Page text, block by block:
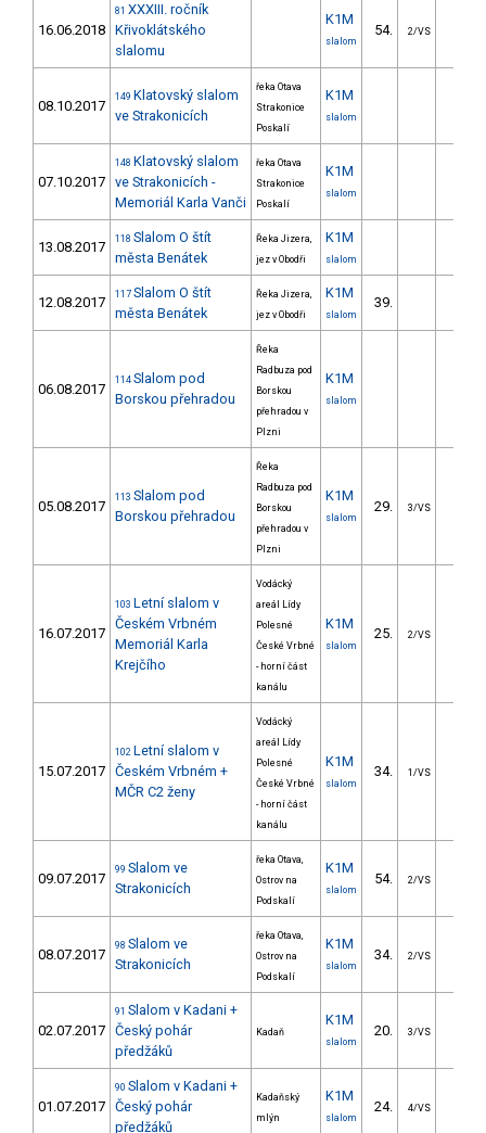
16.06.2018
81 XXXIII. ročník
Křivoklátského
slalomu
K1M
slalom
54. 2/VS
08.10.2017
149 Klatovský slalom
ve Strakonicích
řeka Otava
Strakonice
Poskalí
K1M
slalom
07.10.2017
148 Klatovský slalom
ve Strakonicích -
Memoriál Karla Vanči
řeka Otava
Strakonice
Poskalí
K1M
slalom
13.08.2017 118 Slalom O štít
města Benátek
Řeka Jizera,
jez v Obodři
K1M
slalom
12.08.2017 117 Slalom O štít
města Benátek
Řeka Jizera,
jez v Obodři
K1M
slalom
39.
06.08.2017
114 Slalom pod
Borskou přehradou
Řeka
Radbuza pod
Borskou
přehradou v
Plzni
K1M
slalom
05.08.2017
113 Slalom pod
Borskou přehradou
Řeka
Radbuza pod
Borskou
přehradou v
Plzni
K1M
slalom
29. 3/VS
16.07.2017
103 Letní slalom v
Českém Vrbném
Memoriál Karla
Krejčího
Vodácký
areál Lídy
Polesné
České Vrbné
- horní část
kanálu
K1M
slalom
25. 2/VS
15.07.2017
102 Letní slalom v
Českém Vrbném +
MČR C2 ženy
Vodácký
areál Lídy
Polesné
České Vrbné
- horní část
kanálu
K1M
slalom
34. 1/VS
09.07.2017
99 Slalom ve
Strakonicích
řeka Otava,
Ostrov na
Podskalí
K1M
slalom
54. 2/VS
08.07.2017
98 Slalom ve
Strakonicích
řeka Otava,
Ostrov na
Podskalí
K1M
slalom
34. 2/VS
02.07.2017
91 Slalom v Kadani +
Český pohár
předžáků
Kadaň
K1M
slalom
20. 3/VS
01.07.2017
90 Slalom v Kadani +
Český pohár
předžáků
Kadaňský
mlýn
K1M
slalom
24. 4/VS